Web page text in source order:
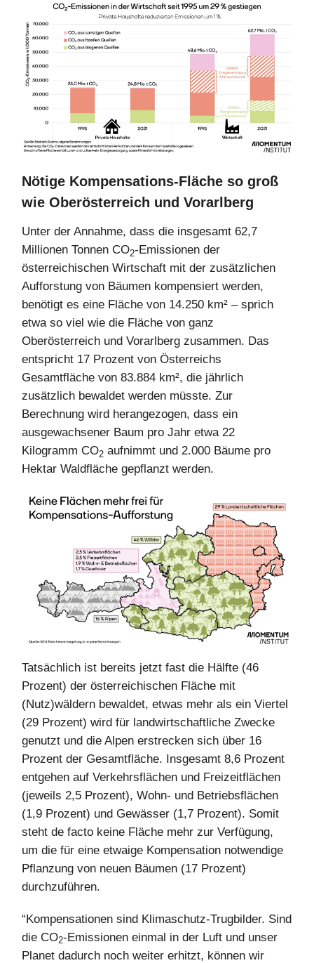
Nötige Kompensations-Fläche so groß
wie Oberösterreich und Vorarlberg
Unter der Annahme, dass die insgesamt 62,7
Millionen Tonnen CO2-Emissionen der
österreichischen Wirtschaft mit der zusätzlichen
Aufforstung von Bäumen kompensiert werden,
benötigt es eine Fläche von 14.250 km² – sprich
etwa so viel wie die Fläche von ganz
Oberösterreich und Vorarlberg zusammen. Das
entspricht 17 Prozent von Österreichs
Gesamtfläche von 83.884 km², die jährlich
zusätzlich bewaldet werden müsste. Zur
Berechnung wird herangezogen, dass ein
ausgewachsener Baum pro Jahr etwa 22
Kilogramm CO2 aufnimmt und 2.000 Bäume pro
Hektar Waldfläche gepflanzt werden.
Tatsächlich ist bereits jetzt fast die Hälfte (46
Prozent) der österreichischen Fläche mit
(Nutz)wäldern bewaldet, etwas mehr als ein Viertel
(29 Prozent) wird für landwirtschaftliche Zwecke
genutzt und die Alpen erstrecken sich über 16
Prozent der Gesamtfläche. Insgesamt 8,6 Prozent
entgehen auf Verkehrsflächen und Freizeitflächen
(jeweils 2,5 Prozent), Wohn- und Betriebsflächen
(1,9 Prozent) und Gewässer (1,7 Prozent). Somit
steht de facto keine Fläche mehr zur Verfügung,
um die für eine etwaige Kompensation notwendige
Pflanzung von neuen Bäumen (17 Prozent)
durchzuführen.
“Kompensationen sind Klimaschutz-Trugbilder. Sind
die CO2-Emissionen einmal in der Luft und unser
Planet dadurch noch weiter erhitzt, können wir